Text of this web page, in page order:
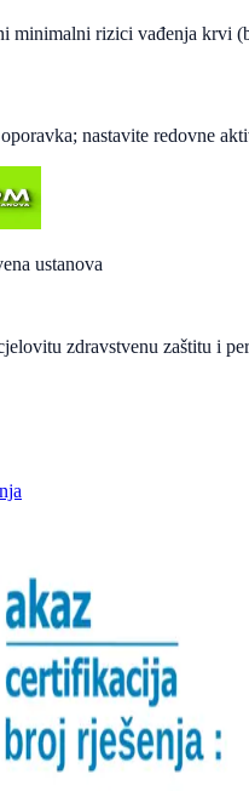
minimalni rizici vađenja krvi
nastavite redovne
ustanova
zdravstvenu zaštitu i